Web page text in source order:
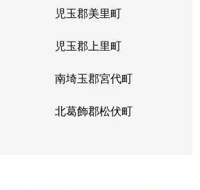
児玉郡美里町
児玉郡上里町
南埼玉郡宮代町
北葛飾郡松伏町